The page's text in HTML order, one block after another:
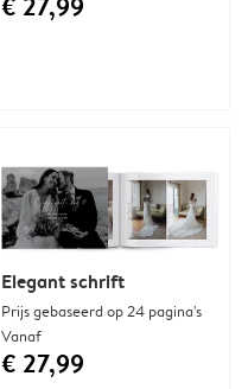
Elegant schrift
Prijs gebaseerd op 24 pagina's
Vanaf
€ 27,99